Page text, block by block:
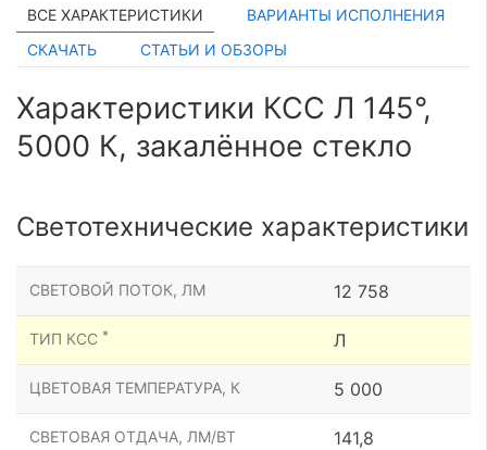
ВСЕ ХАРАКТЕРИСТИКИ
ВАРИАНТЫ ИСПОЛНЕНИЯ
СКАЧАТЬ
СТАТЬИ И ОБЗОРЫ
Характеристики КСС Л 145°,
5000 К, закалённое стекло
Светотехнические характеристики
СВЕТОВОЙ ПОТОК, ЛМ 12 758
ТИП КСС * Л
ЦВЕТОВАЯ ТЕМПЕРАТУРА, К 5 000
СВЕТОВАЯ ОТДАЧА, ЛМ/ВТ 141,8